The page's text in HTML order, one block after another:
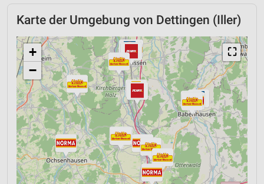
Karte der Umgebung von Dettingen (Iller)
⛶
+
−